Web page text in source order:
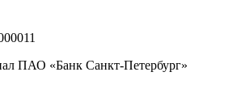
ПАО «Банк Санкт-Петербург»